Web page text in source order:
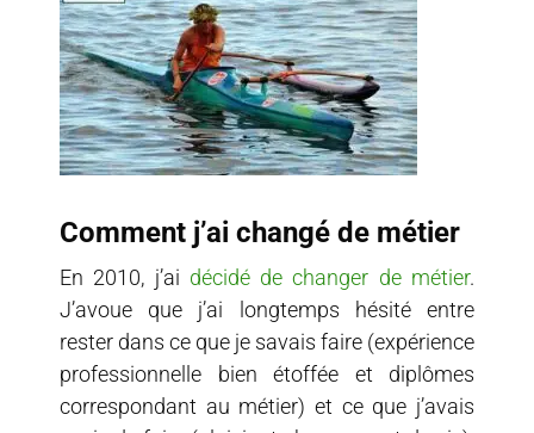
Comment j’ai changé de métier
En 2010, j’ai décidé de changer de métier.
J’avoue que j’ai longtemps hésité entre
rester dans ce que je savais faire (expérience
professionnelle bien étoffée et diplômes
correspondant au métier) et ce que j’avais